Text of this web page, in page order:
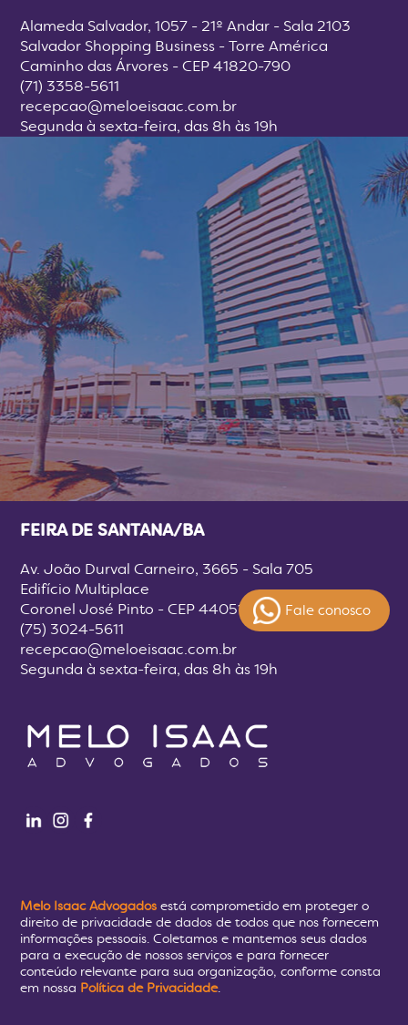
Fale conosco
Alameda Salvador, 1057 - 21º Andar - Sala 2103
Salvador Shopping Business - Torre América
Caminho das Árvores - CEP 41820-790
(71) 3358-5611
recepcao@meloeisaac.com.br
Segunda à sexta-feira, das 8h às 19h
FEIRA DE SANTANA/BA
Av. João Durval Carneiro, 3665 - Sala 705
Edifício Multiplace
Coronel José Pinto - CEP 44051-005
(75) 3024-5611
recepcao@meloeisaac.com.br
Segunda à sexta-feira, das 8h às 19h
Melo Isaac Advogados está comprometido em proteger o
direito de privacidade de dados de todos que nos fornecem
informações pessoais. Coletamos e mantemos seus dados
para a execução de nossos serviços e para fornecer
conteúdo relevante para sua organização, conforme consta
em nossa Política de Privacidade.